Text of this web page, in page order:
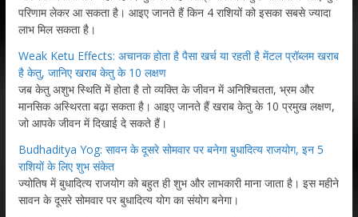
परिणाम लेकर आ सकता है। आइए जानते हैं किन 4 राशियों को इसका सबसे ज्यादा
लाभ मिल सकता है।
Weak Ketu Effects: अचानक होता है पैसा खर्च या रहती है मेंटल प्रॉब्लम खराब
है केतु, जानिए खराब केतु के 10 लक्षण
जब केतु अशुभ स्थिति में होता है तो व्यक्ति के जीवन में अनिश्चितता, भ्रम और
मानसिक अस्थिरता बढ़ा सकता है। आइए जानते हैं खराब केतु के 10 प्रमुख लक्षण,
जो आपके जीवन में दिखाई दे सकते हैं।
Budhaditya Yog: सावन के दूसरे सोमवार पर बनेगा बुधादित्य राजयोग, इन 5
राशियों के लिए शुभ संकेत
ज्योतिष में बुधादित्य राजयोग को बहुत ही शुभ और लाभकारी माना जाता है। इस महीने
सावन के दूसरे सोमवार पर बुधादित्य योग का संयोग बनेगा।